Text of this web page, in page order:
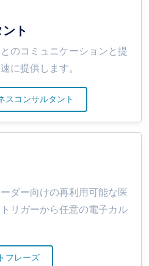
ト
のコミュニケーションと提
に提供します。
スコンサルタント
ダー向けの再利用可能な医
リガーから任意の電子カル
フレーズ